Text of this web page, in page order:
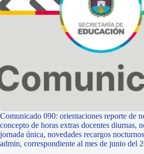
Comunicado 090: orientaciones reporte de
concepto de horas extras docentes diurnas,
jornada única, novedades recargos
admin, correspondiente al mes de junio del